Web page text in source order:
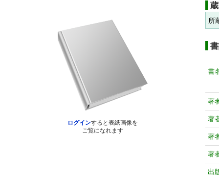
ログインすると表紙画像を
ご覧になれます
所
書
著
著
著
著
出